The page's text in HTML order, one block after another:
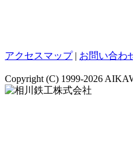
アクセスマップ| お問い合わ
Copyright (C) 1999-2026